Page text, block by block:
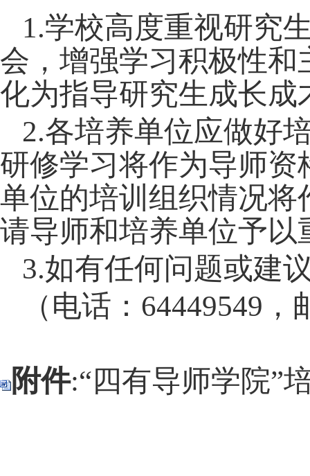
1.学校高度重视研究
会，增强学习积极性
化为指导研究生成长成
2.各培养单位应做好
研修学习将作为导师
单位的培训组织情况
请导师和培养单位予以
3.如有任何问题或建
（电话： 64449549 ，
附件:“四有导师学院”